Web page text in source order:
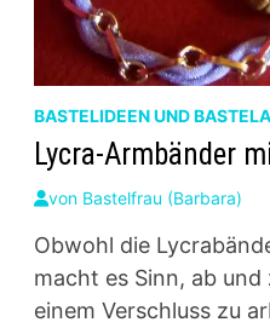
BASTELIDEEN UND
Lycra-Armbänder
von Bastelfrau (Barbara)
Obwohl die
macht es Sinn, ab
einem Verschluss zu